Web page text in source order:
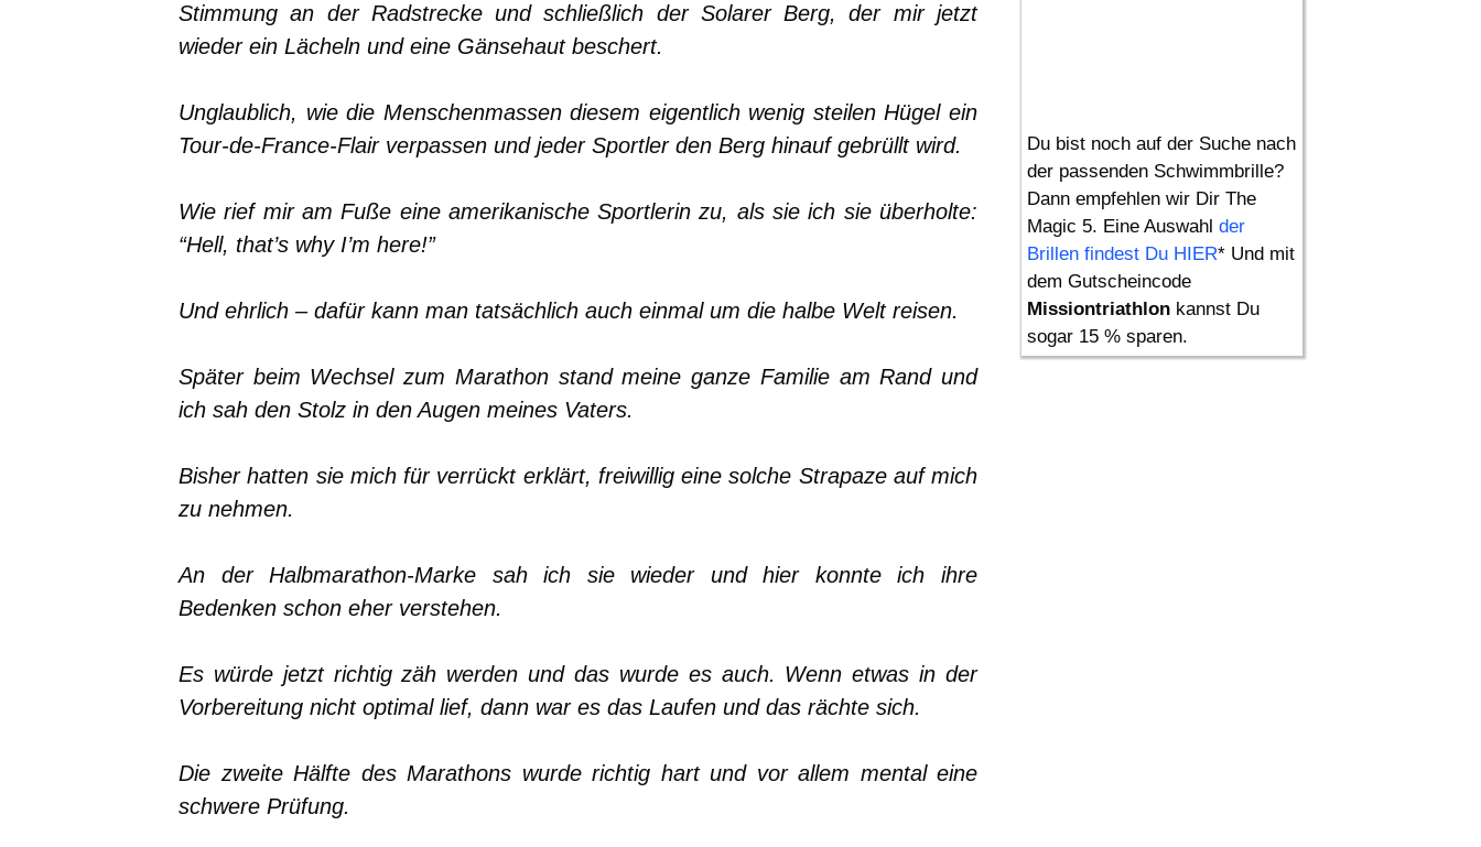
Stimmung an der Radstrecke und schließlich der Solarer Berg, der mir jetzt
wieder ein Lächeln und eine Gänsehaut beschert.
Unglaublich, wie die Menschenmassen diesem eigentlich wenig steilen Hügel ein
Tour-de-France-Flair verpassen und jeder Sportler den Berg hinauf gebrüllt wird.
Wie rief mir am Fuße eine amerikanische Sportlerin zu, als sie ich sie überholte:
“Hell, that’s why I’m here!”
Und ehrlich – dafür kann man tatsächlich auch einmal um die halbe Welt reisen.
Später beim Wechsel zum Marathon stand meine ganze Familie am Rand und
ich sah den Stolz in den Augen meines Vaters.
Bisher hatten sie mich für verrückt erklärt, freiwillig eine solche Strapaze auf mich
zu nehmen.
An der Halbmarathon-Marke sah ich sie wieder und hier konnte ich ihre
Bedenken schon eher verstehen.
Es würde jetzt richtig zäh werden und das wurde es auch. Wenn etwas in der
Vorbereitung nicht optimal lief, dann war es das Laufen und das rächte sich.
Die zweite Hälfte des Marathons wurde richtig hart und vor allem mental eine
schwere Prüfung.
Du bist noch auf der Suche nach
der passenden Schwimmbrille?
Dann empfehlen wir Dir The
Magic 5. Eine Auswahl der
Brillen findest Du HIER* Und mit
dem Gutscheincode
Missiontriathlon kannst Du
sogar 15 % sparen.